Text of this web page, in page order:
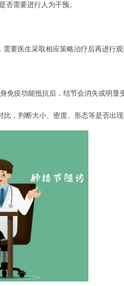
否需要进行人为干预。
要医生采取相应策略治疗后再进行观
免疫功能抵抗后，结节会消失或明显
，判断大小、密度、形态等是否出现